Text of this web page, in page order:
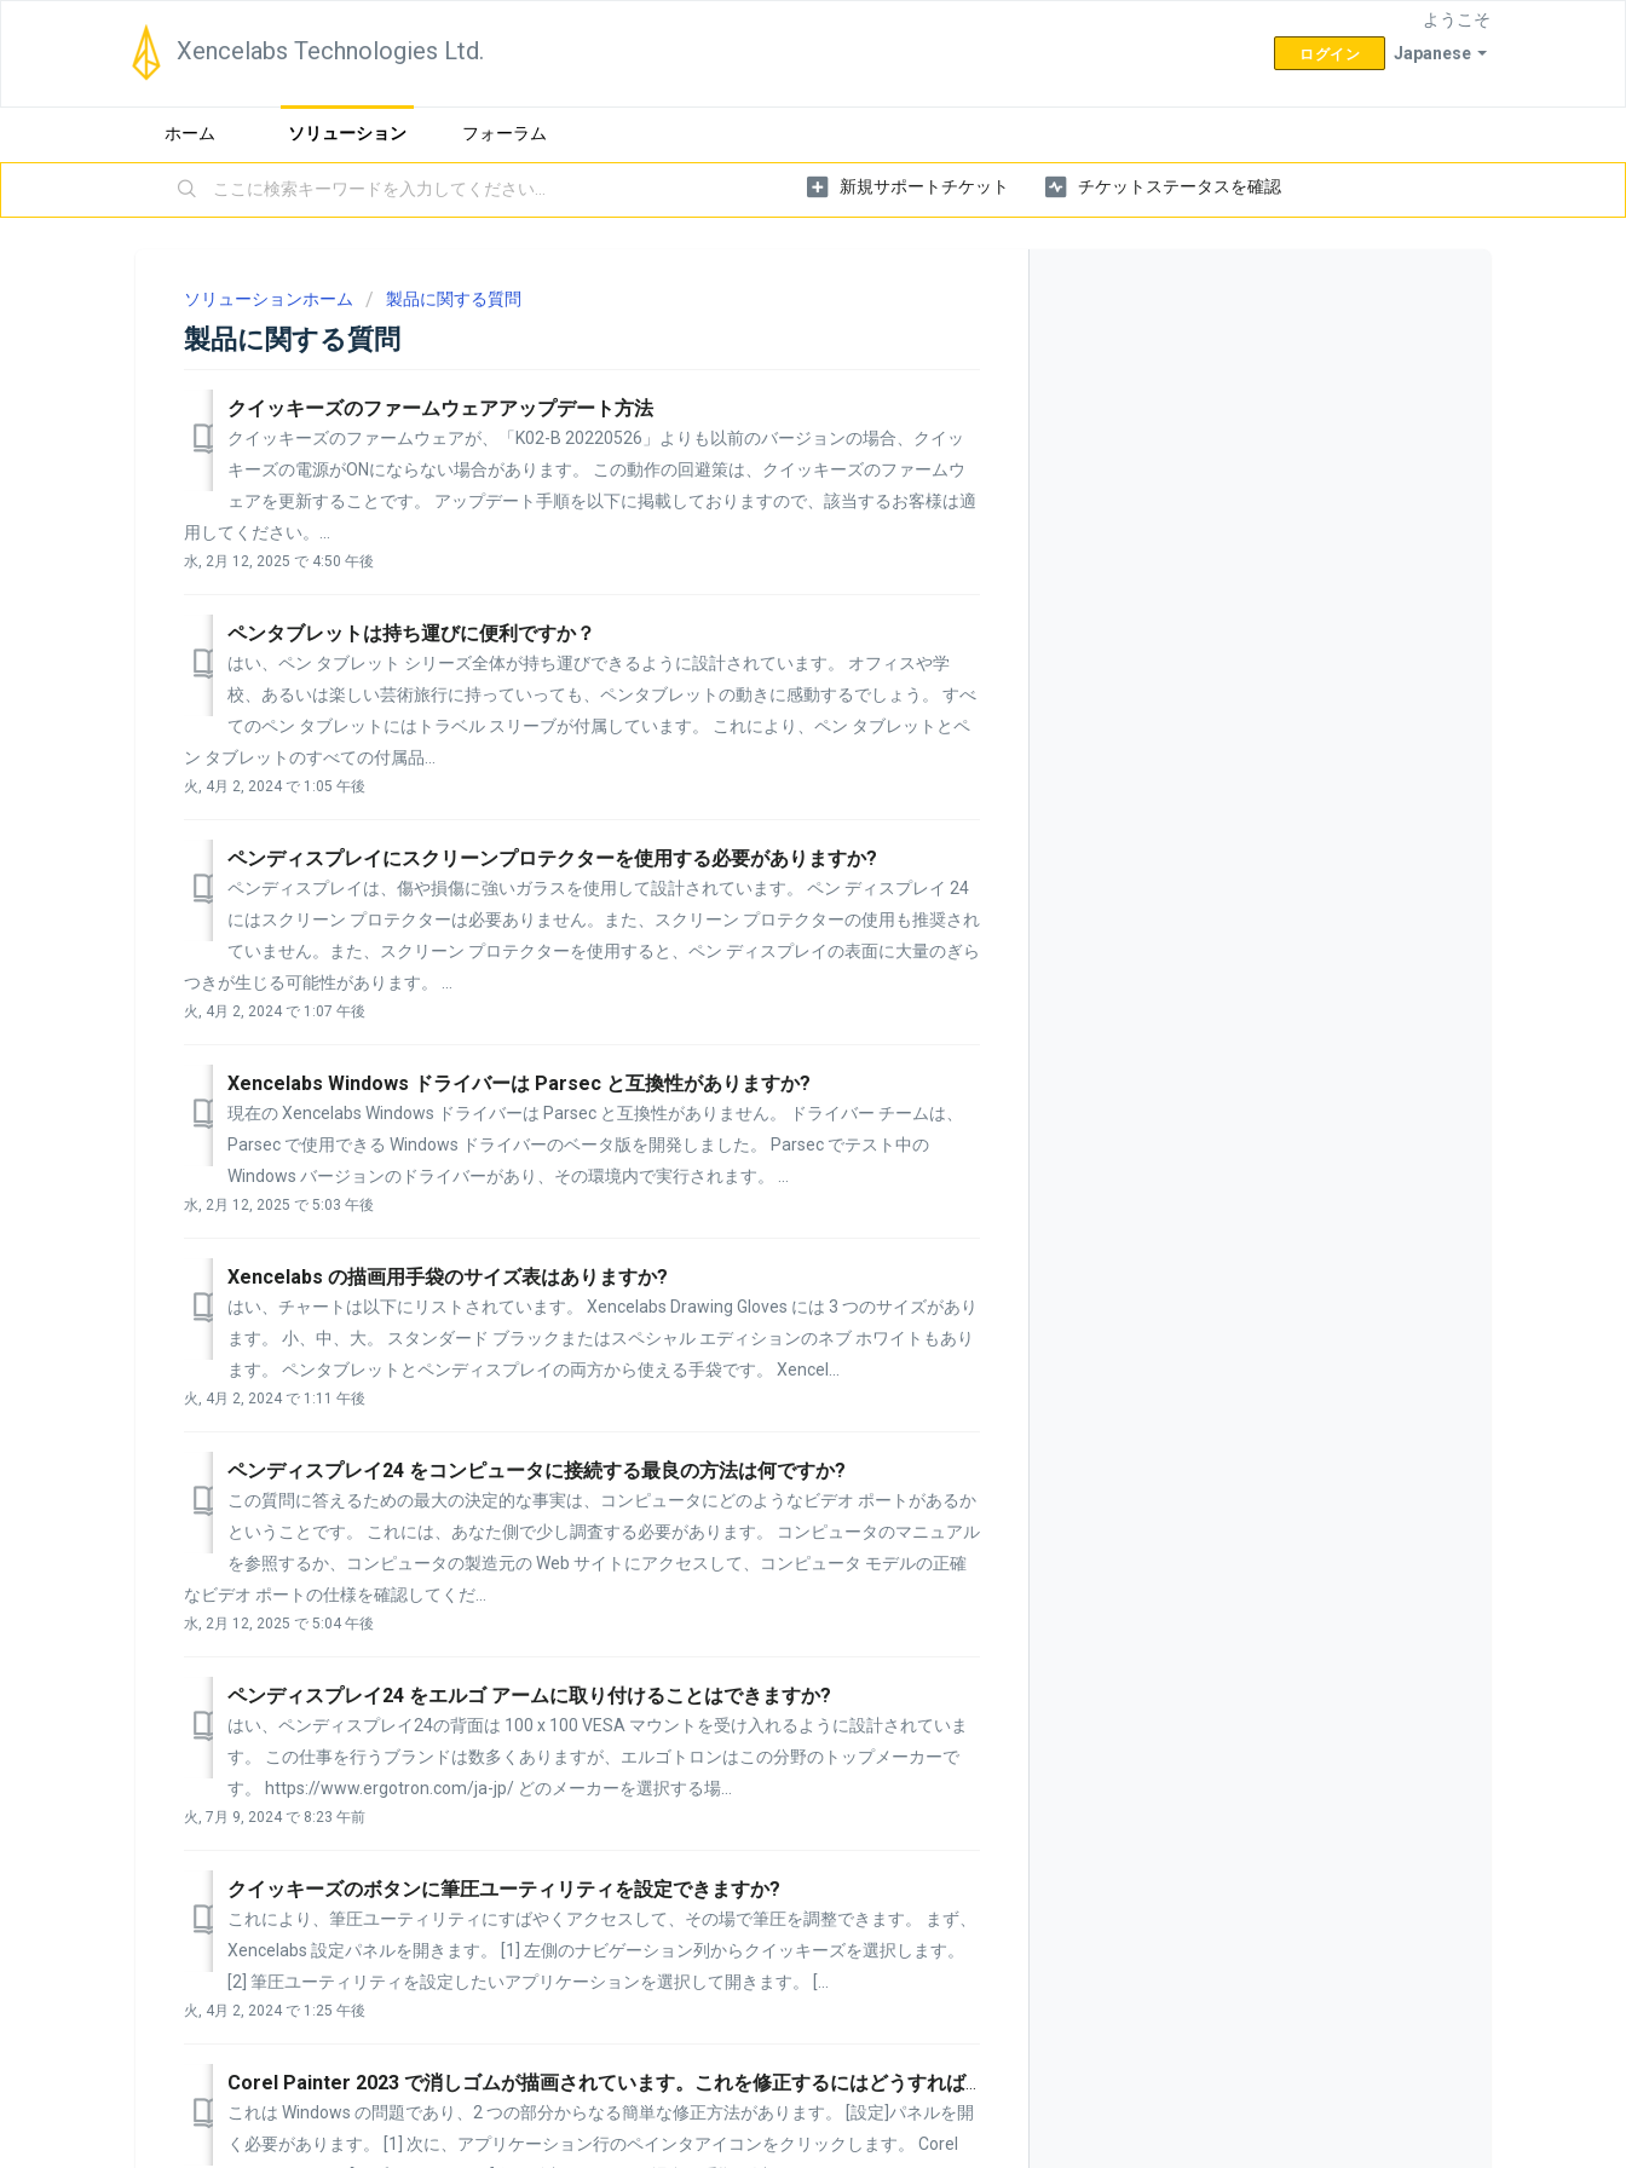
Xencelabs Technologies Ltd. Japanese
ようこそ
ログイン
ホーム ソリューション フォーラム
新規サポートチケット チケットステータスを確認
ソリューションホーム 製品に関する質問
製品に関する質問
クイッキーズのファームウェアアップデート方法
クイッキーズのファームウェアが、「K02-B 20220526」よりも以前のバージョンの場合、クイッ
キーズの電源がONにならない場合があります。 この動作の回避策は、クイッキーズのファームウ
ェアを更新することです。 アップデート手順を以下に掲載しておりますので、該当するお客様は適
用してください。...
水, 2月 12, 2025 で 4:50 午後
ペンタブレットは持ち運びに便利ですか？
はい、ペン タブレット シリーズ全体が持ち運びできるように設計されています。 オフィスや学
校、あるいは楽しい芸術旅行に持っていっても、ペンタブレットの動きに感動するでしょう。 すべ
てのペン タブレットにはトラベル スリーブが付属しています。 これにより、ペン タブレットとペ
ン タブレットのすべての付属品...
火, 4月 2, 2024 で 1:05 午後
ペンディスプレイにスクリーンプロテクターを使用する必要がありますか?
ペンディスプレイは、傷や損傷に強いガラスを使用して設計されています。 ペン ディスプレイ 24
にはスクリーン プロテクターは必要ありません。また、スクリーン プロテクターの使用も推奨され
ていません。また、スクリーン プロテクターを使用すると、ペン ディスプレイの表面に大量のぎら
つきが生じる可能性があります。 ...
火, 4月 2, 2024 で 1:07 午後
Xencelabs Windows ドライバーは Parsec と互換性がありますか?
現在の Xencelabs Windows ドライバーは Parsec と互換性がありません。 ドライバー チームは、
Parsec で使用できる Windows ドライバーのベータ版を開発しました。 Parsec でテスト中の
Windows バージョンのドライバーがあり、その環境内で実行されます。 ...
水, 2月 12, 2025 で 5:03 午後
Xencelabs の描画用手袋のサイズ表はありますか?
はい、チャートは以下にリストされています。 Xencelabs Drawing Gloves には 3 つのサイズがあり
ます。 小、中、大。 スタンダード ブラックまたはスペシャル エディションのネブ ホワイトもあり
ます。 ペンタブレットとペンディスプレイの両方から使える手袋です。 Xencel...
火, 4月 2, 2024 で 1:11 午後
ペンディスプレイ24 をコンピュータに接続する最良の方法は何ですか?
この質問に答えるための最大の決定的な事実は、コンピュータにどのようなビデオ ポートがあるか
ということです。 これには、あなた側で少し調査する必要があります。 コンピュータのマニュアル
を参照するか、コンピュータの製造元の Web サイトにアクセスして、コンピュータ モデルの正確
なビデオ ポートの仕様を確認してくだ...
水, 2月 12, 2025 で 5:04 午後
ペンディスプレイ24 をエルゴ アームに取り付けることはできますか?
はい、ペンディスプレイ24の背面は 100 x 100 VESA マウントを受け入れるように設計されていま
す。 この仕事を行うブランドは数多くありますが、エルゴトロンはこの分野のトップメーカーで
す。 https://www.ergotron.com/ja-jp/ どのメーカーを選択する場...
火, 7月 9, 2024 で 8:23 午前
クイッキーズのボタンに筆圧ユーティリティを設定できますか?
これにより、筆圧ユーティリティにすばやくアクセスして、その場で筆圧を調整できます。 まず、
Xencelabs 設定パネルを開きます。 [1] 左側のナビゲーション列からクイッキーズを選択します。
[2] 筆圧ユーティリティを設定したいアプリケーションを選択して開きます。 [...
火, 4月 2, 2024 で 1:25 午後
Corel Painter 2023 で消しゴムが描画されています。これを修正するにはどうすればよいですか?
これは Windows の問題であり、2 つの部分からなる簡単な修正方法があります。 [設定]パネルを開
く必要があります。 [1] 次に、アプリケーション行のペインタアイコンをクリックします。 Corel